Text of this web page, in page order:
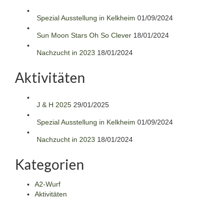
Spezial Ausstellung in Kelkheim 01/09/2024
Sun Moon Stars Oh So Clever 18/01/2024
Nachzucht in 2023 18/01/2024
Aktivitäten
J & H 2025 29/01/2025
Spezial Ausstellung in Kelkheim 01/09/2024
Nachzucht in 2023 18/01/2024
Kategorien
A2-Wurf
Aktivitäten